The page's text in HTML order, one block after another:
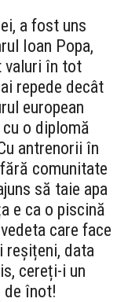
a fost uns
Ioan Popa,
valuri în tot
repede decât
european
o diplomă
antrenorii în
comunitate
să taie apa
e ca o piscină
care face
reșițeni, data
cereți-i un
de înot!